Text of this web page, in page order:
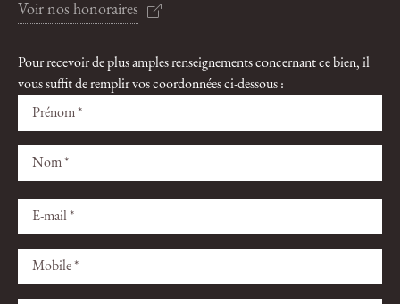
Voir nos honoraires
Pour recevoir de plus amples renseignements concernant ce bien, il
vous suffit de remplir vos coordonnées ci-dessous :
ce
champ
Veuillez
ce
champ